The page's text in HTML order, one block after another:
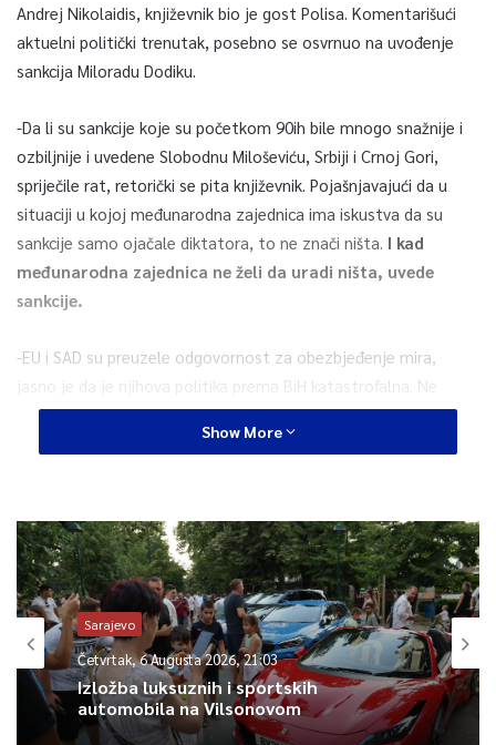
Andrej Nikolaidis, književnik bio je gost Polisa. Komentarišući
aktuelni politički trenutak, posebno se osvrnuo na uvođenje
sankcija Miloradu Dodiku.
-Da li su sankcije koje su početkom 90ih bile mnogo snažnije i
ozbiljnije i uvedene Slobodnu Miloševiću, Srbiji i Crnoj Gori,
spriječile rat, retorički se pita književnik. Pojašnjavajući da u
situaciji u kojoj međunarodna zajednica ima iskustva da su
sankcije samo ojačale diktatora, to ne znači ništa. I kad
međunarodna zajednica ne želi da uradi ništa, uvede
sankcije.
-EU i SAD su preuzele odgovornost za obezbjeđenje mira,
jasno je da je njihova politika prema BiH katastrofalna. Ne
možete očekivati drugi ishod kada podržavate vlast u Srbiji, u
kojoj sjedi Ivica Dačić, čovjek koji je rekao da je rat 92 bio tek
Ne možete očekivati drugi ishod, ako tvrdo podržavate
dikataturu Aleksandra Vučića, i otvarate klastere u EU,
koji destabilizuje čitav Balkan.Ne možete očekivati drugi
ishod ako podržavate ideologiju koja je započela tri rata na
prostoru bivše Jugoslavije, a zapravo se ta ideologija
modernizirala, sofisticirala, uložila velike pare u lobiste.
Nije pitanje je li Crna Gora pala, ona to već jeste. Pitanje je da
Show More
Sarajevo
Četvrtak, 6 Augusta 2026, 21:03
Izložba luksuznih i sportskih
automobila na Vilsonovom